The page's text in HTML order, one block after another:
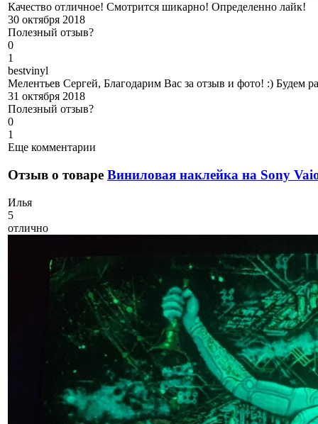
Качество отличное! Смотрится шикарно! Определенно лайк!
30 октября 2018
Полезный отзыв?
0
1
bestvinyl
Мелентьев Сергей, Благодарим Вас за отзыв и фото! :) Будем
31 октября 2018
Полезный отзыв?
0
1
Еще комментарии
Отзыв о товаре Виниловая наклейка на Sony
Илья
5
отлично